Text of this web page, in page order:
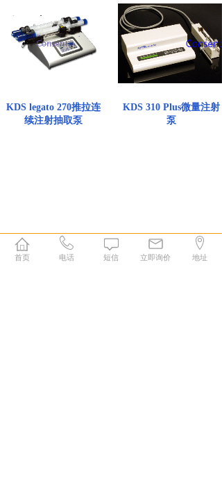
KDS legato 270推拉连
续注射抽取泵
KDS 310 Plus微量注射
泵
首页 电话 短信 立即询价 地址